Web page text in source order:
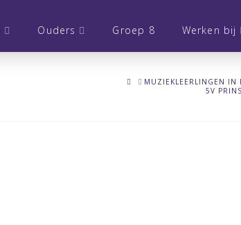
Ouders Groep 8 Werken bij
HOMEMUZIEKLEERLINGEN IN
5V